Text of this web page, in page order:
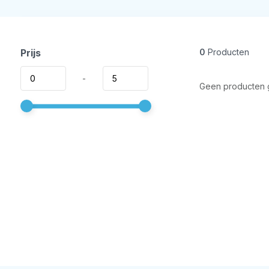
Prijs
-
0 Producten
Geen producten